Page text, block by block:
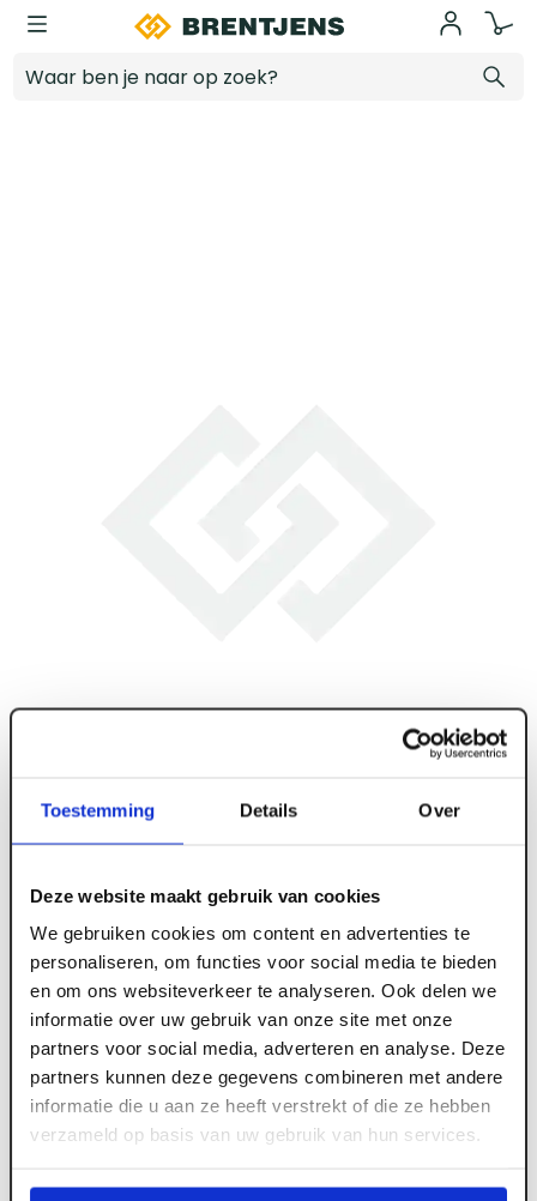
Toestemming Details Over
Deze website maakt gebruik van cookies
We gebruiken cookies om content en advertenties te
personaliseren, om functies voor social media te bieden
en om ons websiteverkeer te analyseren. Ook delen we
informatie over uw gebruik van onze site met onze
partners voor social media, adverteren en analyse. Deze
partners kunnen deze gegevens combineren met andere
informatie die u aan ze heeft verstrekt of die ze hebben
verzameld op basis van uw gebruik van hun services.
Ga naar hoofdinhoud
ART006466
BNL25 Hydrofobeercrème 5ltr
Meld je aan of maak een account aan om toegang
te krijgen tot de prijzen.
Log in voor prijzen